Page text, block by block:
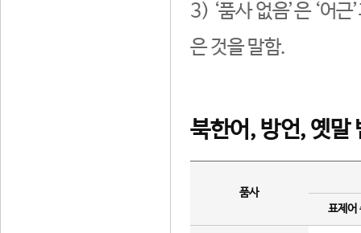
3) ‘품사 없음’은 ‘어
은 것을 말함.
북한어, 방언, 옛말
품사
표제어